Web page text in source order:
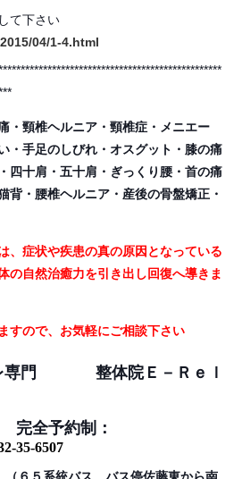
て下さい
04/1-4.html
・頸椎ヘルニア・頸椎症・メニエー
・手足のしびれ・オスグット・ 膝の痛
四十肩・五十肩・ぎっくり腰・首の痛
背・腰椎ヘルニア・ 産後の骨盤矯正・
、症状や疾患の真の原因となっている
の自然治癒力を引き出し回復へ導きま
すので、お気軽にご相談下さい
専門
整体院Ｅ－Ｒｅｌ
制：
35-6507